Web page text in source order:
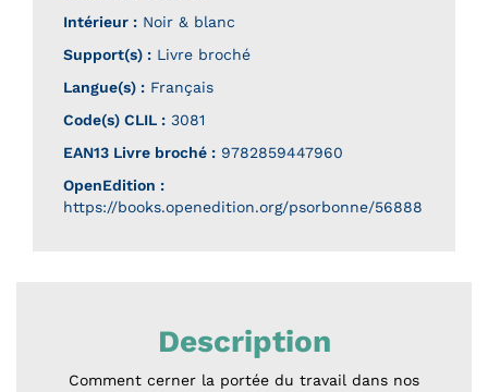
Intérieur : Noir & blanc
Support(s) : Livre broché
Langue(s) : Français
Code(s) CLIL : 3081
EAN13 Livre broché : 9782859447960
OpenEdition :
https://books.openedition.org/psorbonne/56888
Description
Comment cerner la portée du travail dans nos